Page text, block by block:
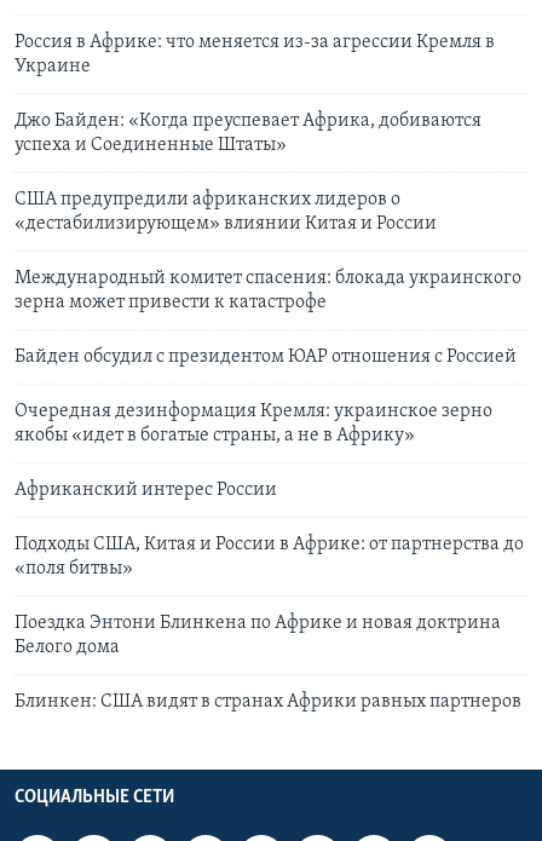
Россия в Африке: что меняется из-за агрессии Кремля в
Украине
Джо Байден: «Когда преуспевает Африка, добиваются
успеха и Соединенные Штаты»
США предупредили африканских лидеров о
«дестабилизирующем» влиянии Китая и России
Международный комитет спасения: блокада украинского
зерна может привести к катастрофе
Байден обсудил с президентом ЮАР отношения с Россией
Очередная дезинформация Кремля: украинское зерно
якобы «идет в богатые страны, а не в Африку»
Африканский интерес России
Подходы США, Китая и России в Африке: от партнерства до
«поля битвы»
Поездка Энтони Блинкена по Африке и новая доктрина
Белого дома
Блинкен: США видят в странах Африки равных партнеров
СОЦИАЛЬНЫЕ СЕТИ